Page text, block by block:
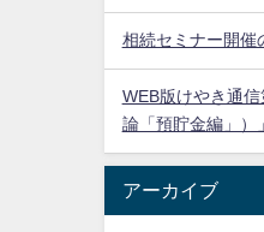
相続セミナー開催
WEB版けやき通
論「預貯金編」）」
アーカイブ